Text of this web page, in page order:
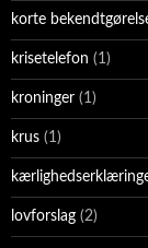
korte
krisetelefon (1)
kroninger (1)
krus (1)
lovforslag (2)